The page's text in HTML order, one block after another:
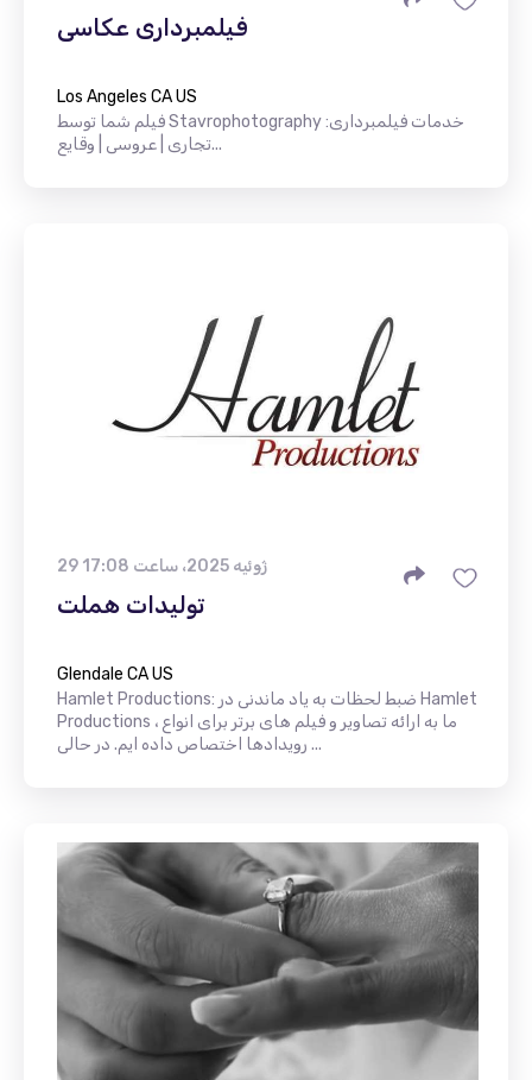
فیلمبرداری عکاسی
Los Angeles CA US
فیلم شما توسط Stavrophotography خدمات فیلمبرداری:
تجاری | عروسی | وقایع...
29 ژوئیه 2025، ساعت 17:08
تولیدات هملت
Glendale CA US
Hamlet Productions: ضبط لحظات به یاد ماندنی در Hamlet
Productions ، ما به ارائه تصاویر و فیلم های برتر برای انواع
رویدادها اختصاص داده ایم. در حالی ...